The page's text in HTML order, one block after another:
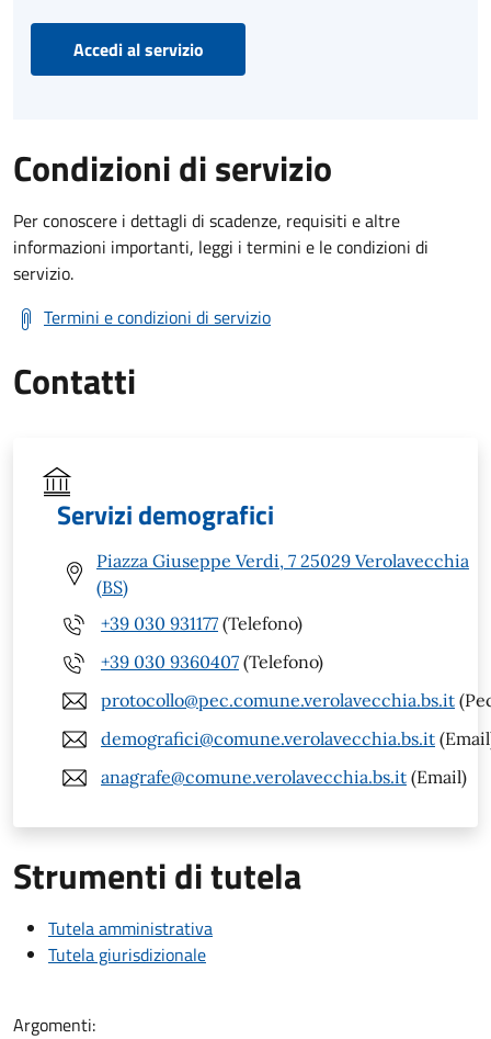
Accedi al servizio
Condizioni di servizio
Per conoscere i dettagli di scadenze, requisiti e altre
informazioni importanti, leggi i termini e le condizioni di
servizio.
Termini e condizioni di servizio
Contatti
Servizi demografici
Piazza Giuseppe Verdi, 7 25029 Verolavecchia
(BS)
+39 030 931177 (Telefono)
+39 030 9360407 (Telefono)
protocollo@pec.comune.verolavecchia.bs.it
demografici@comune.verolavecchia.bs.it
anagrafe@comune.verolavecchia.bs.it (Email)
Strumenti di tutela
Tutela amministrativa
Tutela giurisdizionale
Argomenti: